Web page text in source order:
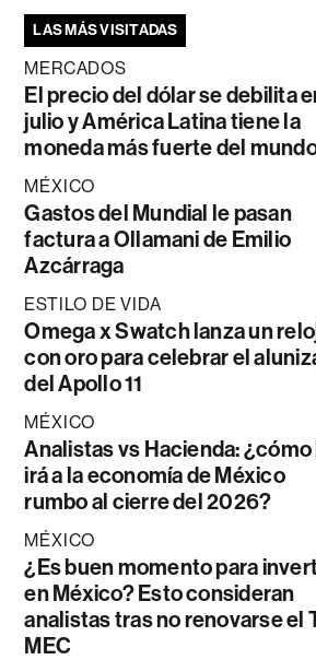
LAS MÁS VISITADAS
MERCADOS
El precio del dólar se debilita
julio y América Latina tiene la
moneda más fuerte del
MÉXICO
Gastos del Mundial le pasan
factura a Ollamani de Emilio
Azcárraga
ESTILO DE VIDA
Omega x Swatch lanza un
con oro para celebrar el
del Apollo 11
MÉXICO
Analistas vs Hacienda: ¿cómo
irá a la economía de México
rumbo al cierre del 2026?
MÉXICO
¿Es buen momento para
en México? Esto consideran
analistas tras no renovarse el
MEC